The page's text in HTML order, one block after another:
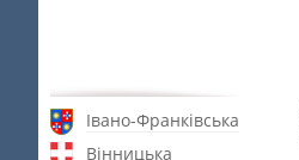
Івано-Франківська
Вінницька